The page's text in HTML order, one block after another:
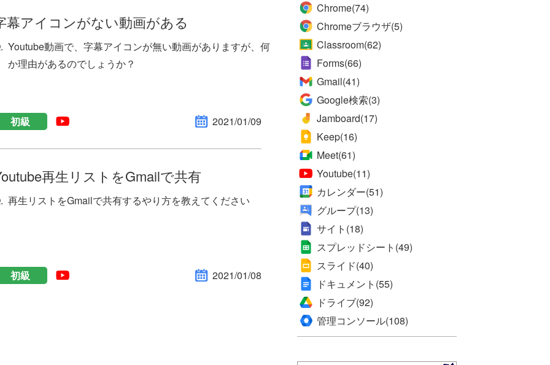
幕アイコンがない動画がある
Youtube動画で、字幕アイコンが無い動画がありますが、何
か理由があるのでしょうか？
初級 2021/01/09
再生リストをGmailで共有
再生リストをGmailで共有するやり方を教えてください
初級 2021/01/08
Chrome(74)
Chromeブラウザ(5)
Classroom(62)
Forms(66)
Gmail(41)
Google検索(3)
Jamboard(17)
Keep(16)
Meet(61)
Youtube(11)
カレンダー(51)
グループ(13)
サイト (18)
スプレッドシート (49)
スライド(40)
ドキュメント (55)
ドライブ(92)
管理コンソール(108)